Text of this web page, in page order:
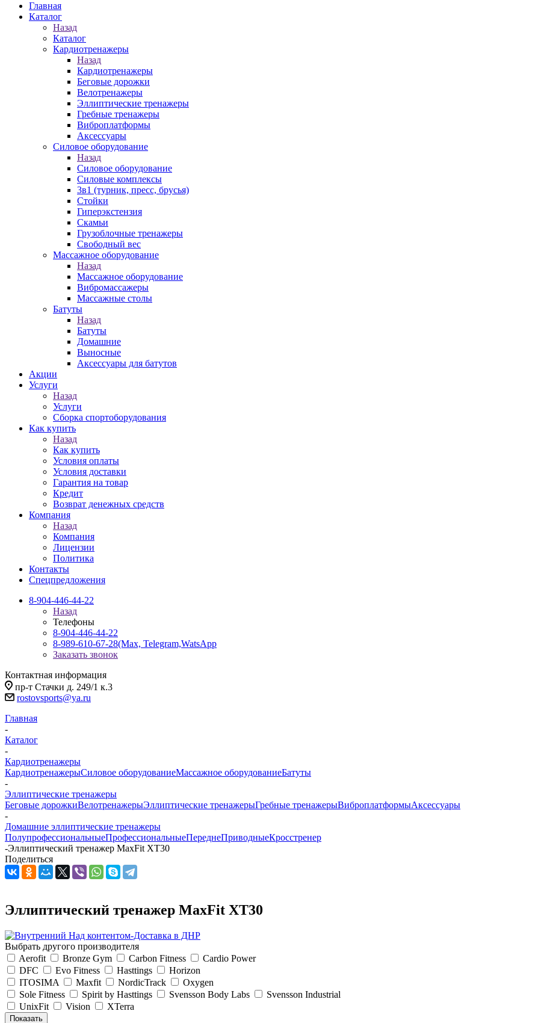
Главная
Каталог
Назад
Каталог
Кардиотренажеры
Назад
Кардиотренажеры
Беговые дорожки
Велотренажеры
Эллиптические тренажеры
Гребные тренажеры
Виброплатформы
Аксессуары
Силовое оборудование
Назад
Силовое оборудование
Силовые комплексы
3в1 (турник, пресс, брусья)
Стойки
Гиперэкстензия
Скамьи
Грузоблочные тренажеры
Свободный вес
Массажное оборудование
Назад
Массажное оборудование
Вибромассажеры
Массажные столы
Батуты
Назад
Батуты
Домашние
Выносные
Аксессуары для батутов
Акции
Услуги
Назад
Услуги
Сборка спортоборудования
Как купить
Назад
Как купить
Условия оплаты
Условия доставки
Гарантия на товар
Кредит
Возврат денежных средств
Компания
Назад
Компания
Лицензии
Политика
Контакты
Спецпредложения
8-904-446-44-22
Назад
Телефоны
8-904-446-44-22
8-989-610-67-28(Max, Telegram,WatsApp
Заказать звонок
Контактная информация
пр-т Стачки д. 249/1 к.3
rostovsports@ya.ru
Главная
-
Каталог
-
Кардиотренажеры
КардиотренажерыСиловое оборудованиеМассажное оборудованиеБатуты
-
Эллиптические тренажеры
Беговые дорожкиВелотренажерыЭллиптические тренажерыГребные тренажерыВиброплатформыАксессуары
-
Домашние эллиптические тренажеры
ПолупрофессиональныеПрофессиональныеПереднеПриводныеКросстренер
-Эллиптический тренажер MaxFit XT30
Поделиться
Эллиптический тренажер MaxFit XT30
Выбрать другого производителя
Aerofit
Bronze Gym Carbon Fitness
Cardio Power
DFC
Evo Fitness Hasttings
Horizon
ITOSIMA
Maxfit NordicTrack
Oxygen
Sole Fitness
Spirit by Hasttings Svensson Body Labs
Svensson Industrial
UnixFit
Vision XTerra